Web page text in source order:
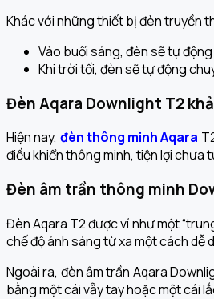
Khác với những thiết bị đèn truyền
Vào buổi sáng, đèn sẽ tự
Khi trời tối, đèn sẽ tự động
ĐènAqara Downlight T2k
Hiện nay, đèn thông minh Aqara
điều khiển thông minh, tiện lợi chưa
Đèn âm trần thông minh
Đèn Aqara T2 được ví như một
chế độ ánh sáng từ xa một cách
Ngoài ra, đèn âm trần Aqara
bằng một cái vẫy tay hoặc một cái